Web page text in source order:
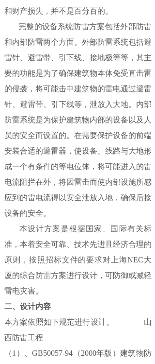
和财产损失，并不是百分百的。
完整的设备系统防雷方案包括外部防雷
和内部防雷两个方面。外部防雷系统包括避
雷针、避雷带、引下线、接地极等等，其主
要的功能是为了确保建筑物本体免受直击雷
的侵袭，将可能击中建筑物的雷电通过避雷
针、避雷带、引下线等，泄放入大地。内部
防雷系统是为保护建筑物内部的设备以及人
员的安全而设置的。在需要保护设备的前端
安装合适的避雷器，使设备、线路与大地形
成一个有条件的等电位体，将可能进入的雷
电流阻拦在外，将因雷击而使内部设施所感
应到的雷电流得以安全泄放入地，确保后接
设备的安全。
本设计方案是根据国家、国际有关标
准，本着安全可靠、技术先进且经济合理的
原则，按照招标文件的要求对上海NEC大
厦的综合防雷方案进行设计，可防御或减轻
雷电灾害。
二、设计内容
本方案依照如下规范进行设计。 山
西防雷工程
（1）、GB50057-94（2000年版）建筑物防